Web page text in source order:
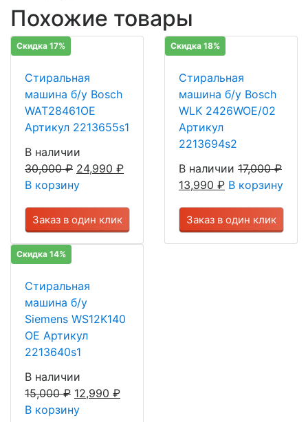
Похожие товары
Скидка 17%
Стиральная
машина б/у Bosch
WAT28461OE
Артикул 2213655s1
В наличии
30,000₽ 24,990 ₽
В корзину
Заказ в один клик
Скидка 18%
Стиральная
машина б/у Bosch
WLK 2426WOE/02
Артикул
2213694s2
В наличии 17,000₽
13,990 ₽ В корзину
Заказ в один клик
Скидка 14%
Стиральная
машина б/у
Siemens WS12K140
OE Артикул
2213640s1
В наличии
15,000₽ 12,990 ₽
В корзину